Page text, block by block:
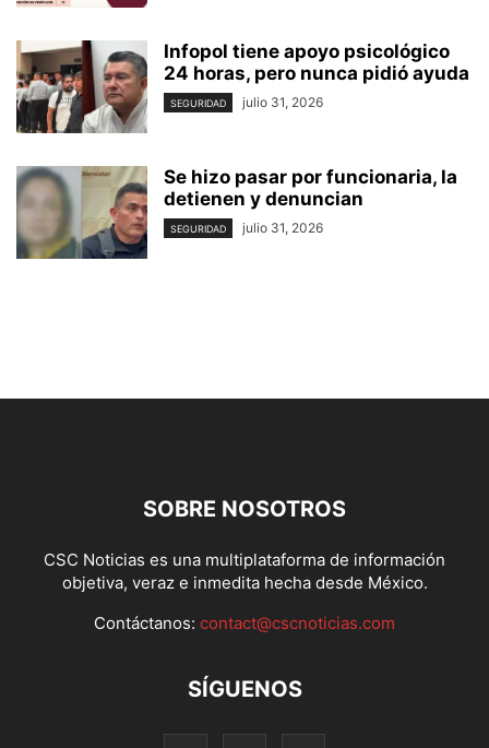
Infopol tiene apoyo psicológico
24 horas, pero nunca pidió ayuda
SEGURIDAD julio 31, 2026
Se hizo pasar por funcionaria, la
detienen y denuncian
SEGURIDAD julio 31, 2026
SOBRE NOSOTROS
CSC Noticias es una multiplataforma de información
objetiva, veraz e inmedita hecha desde México.
Contáctanos: contact@cscnoticias.com
SÍGUENOS